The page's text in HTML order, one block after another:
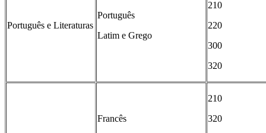
Português e Literaturas
Português
Latim e Grego
210
220
300
320
Francês
210
320